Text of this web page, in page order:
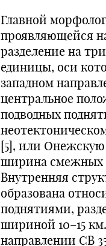
Главной
проявляющейся
разделение на
единицы, оси
западном
центральное
подводных
[5], или Онежскую
ширина смежных
Внутренняя
образована
поднятиями,
шириной 10–15
направлении СВ